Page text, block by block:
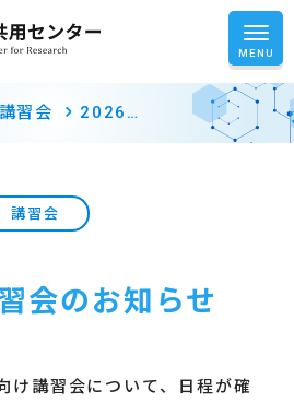
講習会 2026…
講習会
会のお知らせ
け講習会について、日程が確